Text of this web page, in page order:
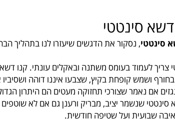
סינטטי
סינטטי, נסקור את הדגשים שיעזרו לנו בתהליך
צריך לעמוד בעומס משתנה ובאקלים עונתי. קנו
ושמש קופחת בקיץ, שצבעו איננו דוהה
אם נאמר שצורכי תחזוקה מעטים הם היתרון
סינטטי שנשמר יציב, מבריק ורענן גם אם לא
שבועית ועל שטיפה חודשית.